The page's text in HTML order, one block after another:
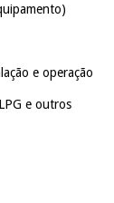
e operação
e outros